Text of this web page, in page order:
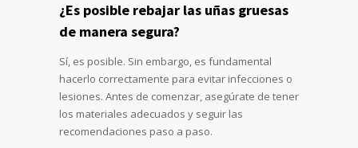
¿Es posible rebajar las uñas gruesas
de manera segura?
Sí, es posible. Sin embargo, es fundamental
hacerlo correctamente para evitar infecciones o
lesiones. Antes de comenzar, asegúrate de tener
los materiales adecuados y seguir las
recomendaciones paso a paso.